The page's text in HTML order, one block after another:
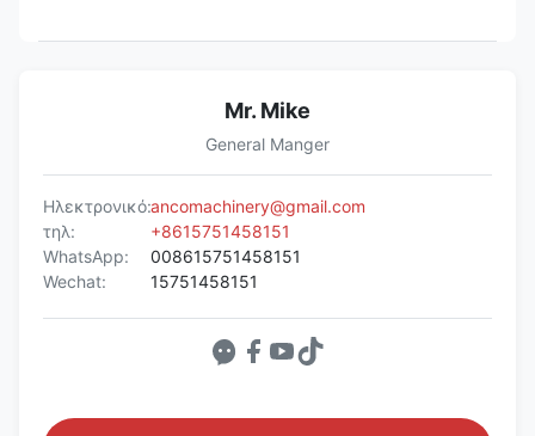
Mr. Mike
General Manger
Ηλεκτρονικό:ancomachinery@gmail.com
τηλ:
+8615751458151
WhatsApp:
008615751458151
Wechat:
15751458151